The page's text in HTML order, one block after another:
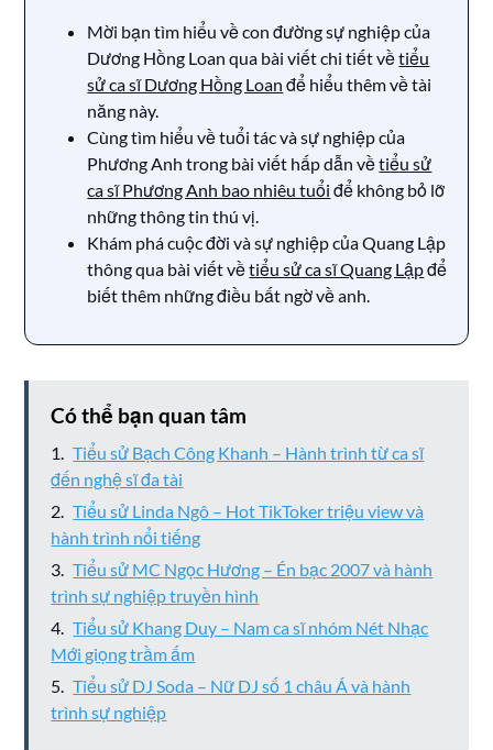
Mời bạn tìm hiểu về con đường sự nghiệp của
Dương Hồng Loan qua bài viết chi tiết vềtiểu
sử ca sĩ Dương Hồng Loan để hiểu thêm về tài
năng này.
Cùng tìm hiểu về tuổi tác và sự nghiệp của
Phương Anh trong bài viết hấp dẫn vềtiểu sử
ca sĩ Phương Anh bao nhiêu tuổi để không bỏ lỡ
những thông tin thú vị.
Khám phá cuộc đời và sự nghiệp của Quang Lập
thông qua bài viết vềtiểu sử ca sĩ Quang Lậpđể
biết thêm những điều bất ngờ về anh.
Có thể bạn quan tâm
Tiểu sử Bạch Công Khanh – Hành trình từ ca sĩ
đến nghệ sĩ đa tài
Tiểu sử Linda Ngô – Hot TikToker triệu view và
hành trình nổi tiếng
Tiểu sử MC Ngọc Hương – Én bạc 2007 và hành
trình sự nghiệp truyền hình
Tiểu sử Khang Duy – Nam ca sĩ nhóm Nét Nhạc
Mới giọng trầm ấm
Tiểu sử DJ Soda – Nữ DJ số 1 châu Á và hành
trình sự nghiệp